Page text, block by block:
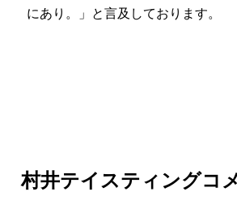
にあり。」と言及しております。
村井テイスティングコ